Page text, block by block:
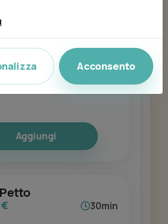
Aggiungi
30min
Acconsento